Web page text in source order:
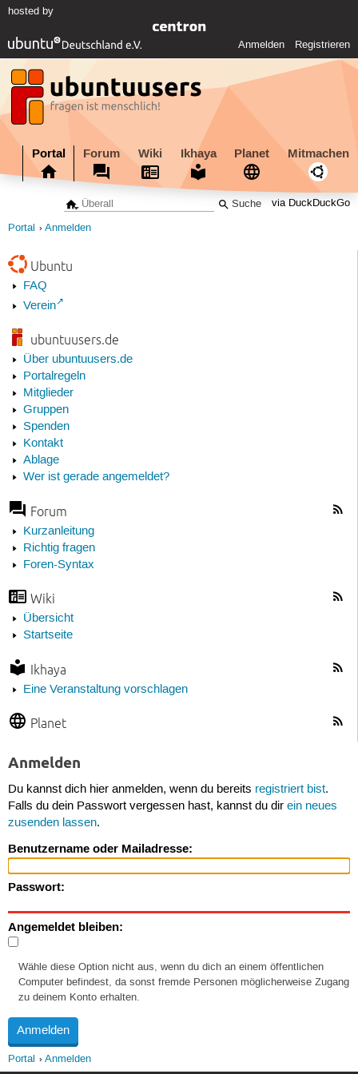
hosted by
Anmelden Registrieren
Portal Forum Wiki Ikhaya Planet Mitmachen
via DuckDuckGo
Portal Anmelden
Ubuntu
FAQ
Verein
ubuntuusers.de
Über ubuntuusers.de
Portalregeln
Mitglieder
Gruppen
Spenden
Kontakt
Ablage
Wer ist gerade angemeldet?
Forum
Kurzanleitung
Richtig fragen
Foren-Syntax
Wiki
Übersicht
Startseite
Ikhaya
Eine Veranstaltung vorschlagen
Planet
Anmelden
Du kannst dich hier anmelden, wenn du bereits registriert bist.
Falls du dein Passwort vergessen hast, kannst du dir ein neues
zusenden lassen.
Benutzername oder Mailadresse:
Passwort:
Angemeldet bleiben:
Wähle diese Option nicht aus, wenn du dich an einem öffentlichen
Computer befindest, da sonst fremde Personen möglicherweise Zugang
zu deinem Konto erhalten.
Portal Anmelden